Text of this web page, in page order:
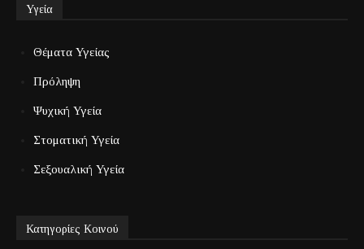
Υγεία
Θέματα Υγείας
Πρόληψη
Ψυχική Υγεία
Στοματική Υγεία
Σεξουαλική Υγεία
Κατηγορίες Κοινού